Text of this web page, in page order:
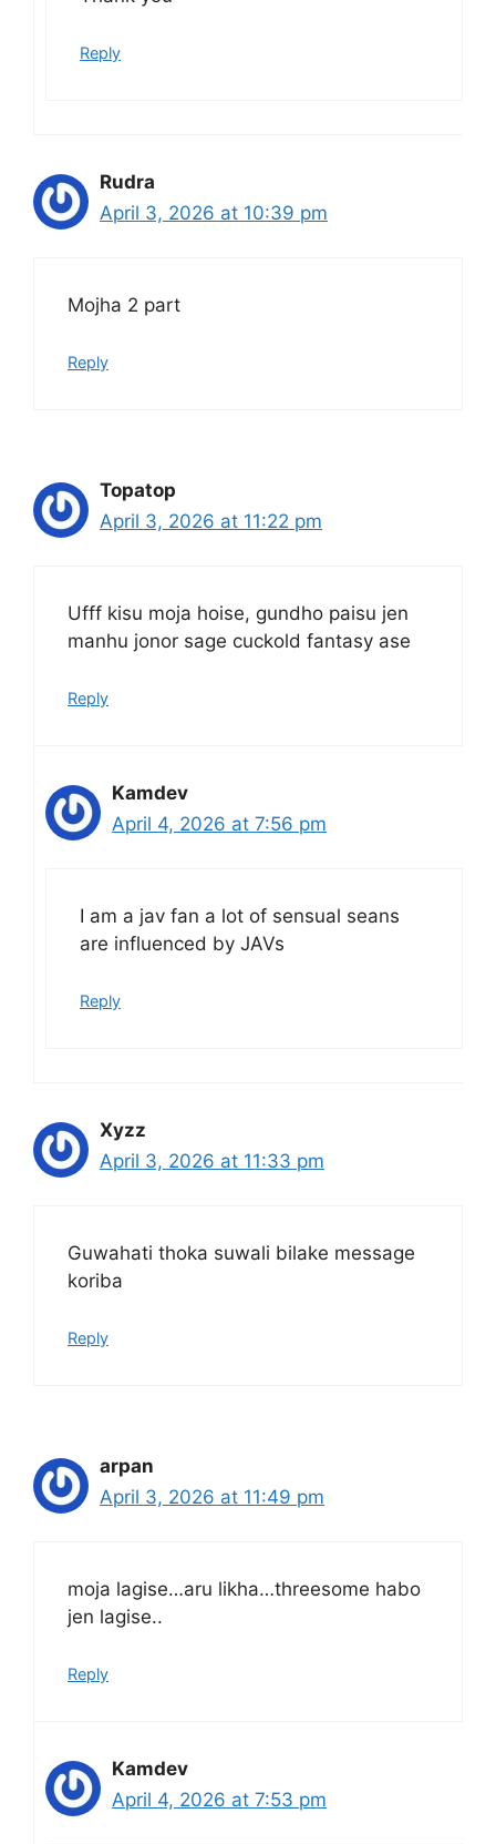
Reply
Rudra
April 3, 2026 at 10:39 pm
Mojha 2 part
Reply
Topatop
April 3, 2026 at 11:22 pm
Ufff kisu moja hoise, gundho paisu jen
manhu jonor sage cuckold fantasy ase
Reply
Kamdev
April 4, 2026 at 7:56 pm
I am a jav fan a lot of sensual seans
are influenced by JAVs
Reply
Xyzz
April 3, 2026 at 11:33 pm
Guwahati thoka suwali bilake message
koriba
Reply
arpan
April 3, 2026 at 11:49 pm
moja lagise…aru likha…threesome habo
jen lagise..
Reply
Kamdev
April 4, 2026 at 7:53 pm